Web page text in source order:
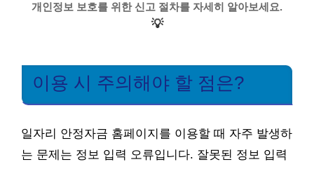
개인정보 보호를 위한 신고 절차를 자세히 알아보세요.
💡
이용 시 주의해야 할 점은?
일자리 안정자금 홈페이지를 이용할 때 자주 발생하
는 문제는 정보 입력 오류입니다. 잘못된 정보 입력